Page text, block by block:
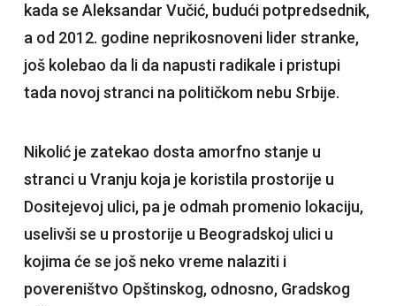
kada se Aleksandar Vučić, budući potpredsednik,
a od 2012. godine neprikosnoveni lider stranke,
još kolebao da li da napusti radikale i pristupi
tada novoj stranci na političkom nebu Srbije.
Nikolić je zatekao dosta amorfno stanje u
stranci u Vranju koja je koristila prostorije u
Dositejevoj ulici, pa je odmah promenio lokaciju,
uselivši se u prostorije u Beogradskoj ulici u
kojima će se još neko vreme nalaziti i
povereništvo Opštinskog, odnosno, Gradskog